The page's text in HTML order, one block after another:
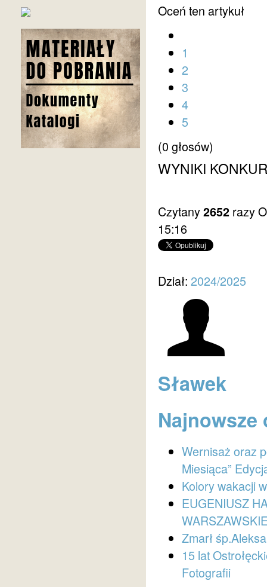
Oceń ten artykuł
1
2
3
4
5
(0 głosów)
WYNIKI
Czytany2652 razy
15:16
Dział: 2024/2025
Sławek
Najnowsze
Wernisaż oraz
Miesiąca”
Kolory wakacji
EUGENIUSZ
Zmarł
15 lat
Fotografii